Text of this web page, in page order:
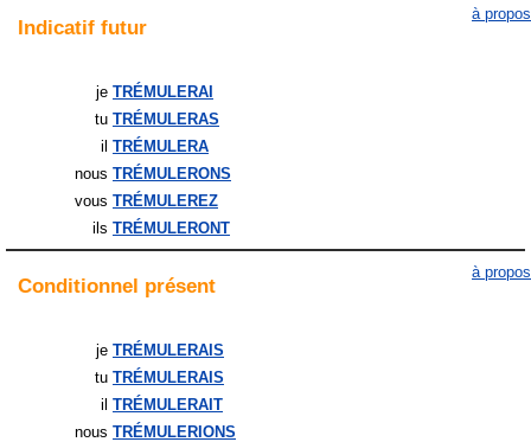
Indicatif futur
à propos
je TRÉMULERAI
tu TRÉMULERAS
il TRÉMULERA
nous TRÉMULERONS
vous TRÉMULEREZ
ils TRÉMULERONT
Conditionnel présent
à propos
je TRÉMULERAIS
tu TRÉMULERAIS
il TRÉMULERAIT
nous TRÉMULERIONS